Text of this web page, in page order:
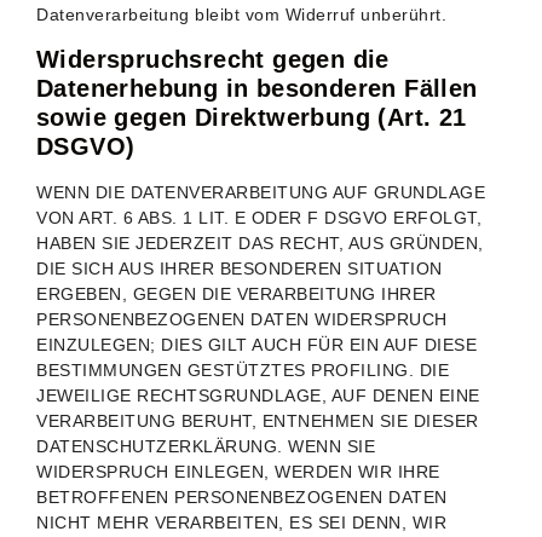
Datenverarbeitung bleibt vom Widerruf unberührt.
Widerspruchsrecht gegen die
Datenerhebung in besonderen Fällen
sowie gegen Direktwerbung (Art. 21
DSGVO)
WENN DIE DATENVERARBEITUNG AUF GRUNDLAGE
VON ART. 6 ABS. 1 LIT. E ODER F DSGVO ERFOLGT,
HABEN SIE JEDERZEIT DAS RECHT, AUS GRÜNDEN,
DIE SICH AUS IHRER BESONDEREN SITUATION
ERGEBEN, GEGEN DIE VERARBEITUNG IHRER
PERSONENBEZOGENEN DATEN WIDERSPRUCH
EINZULEGEN; DIES GILT AUCH FÜR EIN AUF DIESE
BESTIMMUNGEN GESTÜTZTES PROFILING. DIE
JEWEILIGE RECHTSGRUNDLAGE, AUF DENEN EINE
VERARBEITUNG BERUHT, ENTNEHMEN SIE DIESER
DATENSCHUTZERKLÄRUNG. WENN SIE
WIDERSPRUCH EINLEGEN, WERDEN WIR IHRE
BETROFFENEN PERSONENBEZOGENEN DATEN
NICHT MEHR VERARBEITEN, ES SEI DENN, WIR